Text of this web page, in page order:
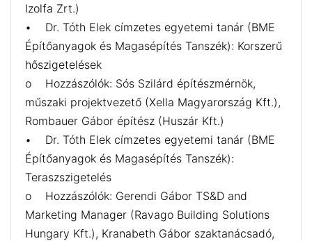
Izolfa Zrt.)
• Dr. Tóth Elek címzetes egyetemi tanár (BME
Építőanyagok és Magasépítés Tanszék): Korszerű
hőszigetelések
o Hozzászólók: Sós Szilárd építészmérnök,
műszaki projektvezető (Xella Magyarország Kft.),
Rombauer Gábor építész (Huszár Kft.)
• Dr. Tóth Elek címzetes egyetemi tanár (BME
Építőanyagok és Magasépítés Tanszék):
Teraszszigetelés
o Hozzászólók: Gerendi Gábor TS&D and
Marketing Manager (Ravago Building Solutions
Hungary Kft.), Kranabeth Gábor szaktanácsadó,